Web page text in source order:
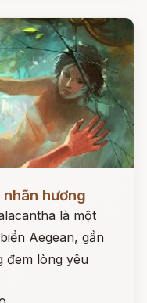
hương
là một
Aegean, gần
đem lòng yêu